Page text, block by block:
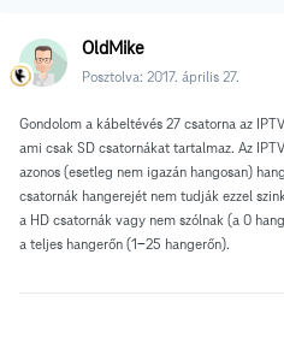
OldMike
Posztolva: 2017. április 27.
Gondolom a kábeltévés 27 csatorna az
ami csak SD csatornákat tartalmaz. Az
azonos (esetleg nem igazán hangosan)
csatornák hangerejét nem tudják ezzel
a HD csatornák vagy nem szólnak (a 0
a teljes hangerőn (1-25 hangerőn).